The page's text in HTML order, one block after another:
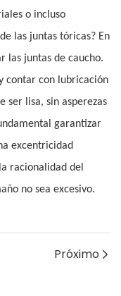
o incluso
las juntas tóricas? En
las juntas de caucho.
contar con lubricación
ser lisa, sin asperezas
garantizar
excentricidad
racionalidad del
no sea excesivo.
Próximo